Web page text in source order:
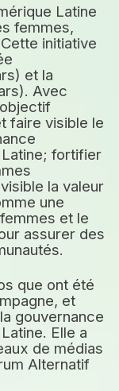
Latine
femmes,
initiative
et la
Avec
faire visible le
Latine; fortifier
la valeur
une
et le
assurer des
que ont été
et
gouvernance
Elle a
de médias
Alternatif